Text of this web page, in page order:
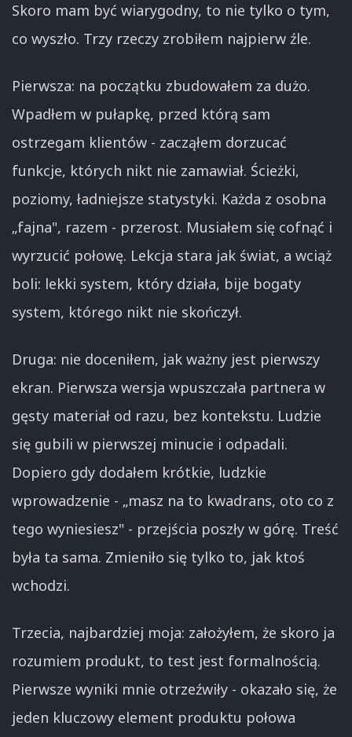
Skoro mam być wiarygodny, to nie tylko o tym,
co wyszło. Trzy rzeczy zrobiłem najpierw źle.
Pierwsza: na początku zbudowałem za dużo.
Wpadłem w pułapkę, przed którą sam
ostrzegam klientów - zacząłem dorzucać
funkcje, których nikt nie zamawiał. Ścieżki,
poziomy, ładniejsze statystyki. Każda z osobna
„fajna", razem - przerost. Musiałem się cofnąć i
wyrzucić połowę. Lekcja stara jak świat, a wciąż
boli: lekki system, który działa, bije bogaty
system, którego nikt nie skończył.
Druga: nie doceniłem, jak ważny jest pierwszy
ekran. Pierwsza wersja wpuszczała partnera w
gęsty materiał od razu, bez kontekstu. Ludzie
się gubili w pierwszej minucie i odpadali.
Dopiero gdy dodałem krótkie, ludzkie
wprowadzenie - „masz na to kwadrans, oto co z
tego wyniesiesz" - przejścia poszły w górę. Treść
była ta sama. Zmieniło się tylko to, jak ktoś
wchodzi.
Trzecia, najbardziej moja: założyłem, że skoro ja
rozumiem produkt, to test jest formalnością.
Pierwsze wyniki mnie otrzeźwiły - okazało się, że
jeden kluczowy element produktu połowa